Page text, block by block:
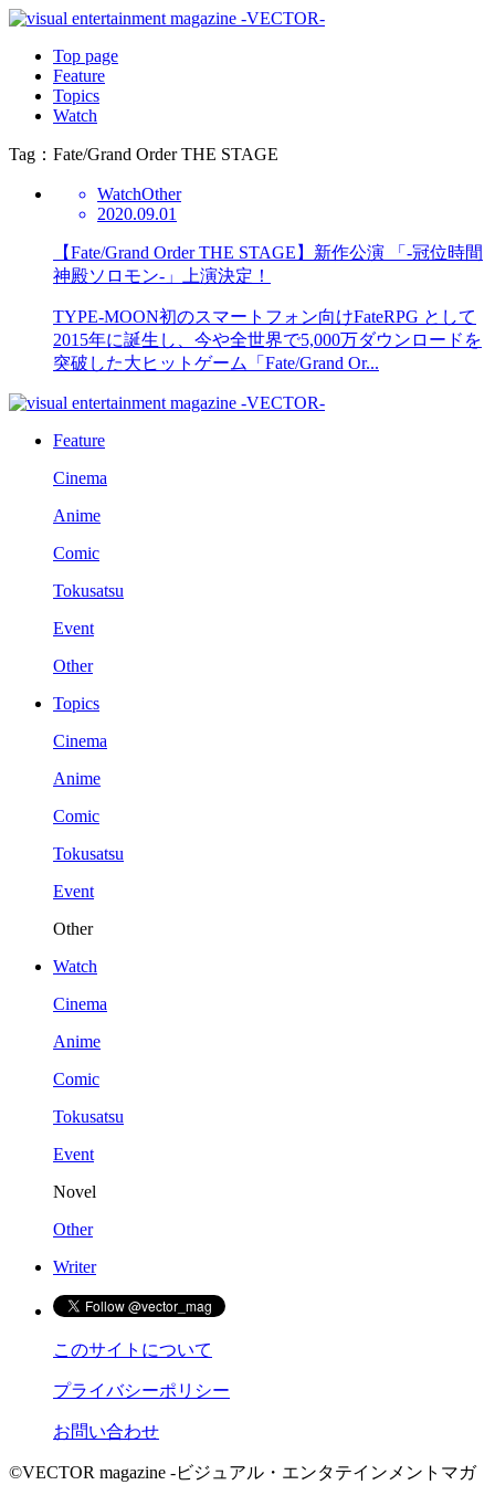
Top page
Feature
Topics
Watch
Tag：Fate/Grand Order THE STAGE
WatchOther
2020.09.01
【Fate/Grand Order THE STAGE】新作公演 「-冠位時間
神殿ソロモン-」上演決定！
TYPE-MOON初のスマートフォン向けFateRPG として
2015年に誕生し、今や全世界で5,000万ダウンロードを
突破した大ヒットゲーム「Fate/Grand Or...
Feature
Cinema
Anime
Comic
Tokusatsu
Event
Other
Topics
Cinema
Anime
Comic
Tokusatsu
Event
Other
Watch
Cinema
Anime
Comic
Tokusatsu
Event
Novel
Other
Writer
このサイトについて
プライバシーポリシー
お問い合わせ
©VECTOR magazine -ビジュアル・エンタテインメントマガ